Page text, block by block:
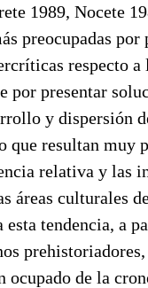
1989, Nocete
preocupadas por
respecto a
por presentar
y dispersión
que resultan muy
relativa y las
áreas culturales
esta tendencia, a
ocupado de la